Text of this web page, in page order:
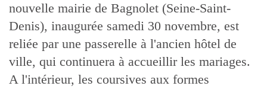
nouvelle mairie de Bagnolet (Seine-Saint-
Denis), inaugurée samedi 30 novembre, est
reliée par une passerelle à l'ancien hôtel de
ville, qui continuera à accueillir les mariages.
A l'intérieur, les coursives aux formes